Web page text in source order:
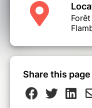
Share this page